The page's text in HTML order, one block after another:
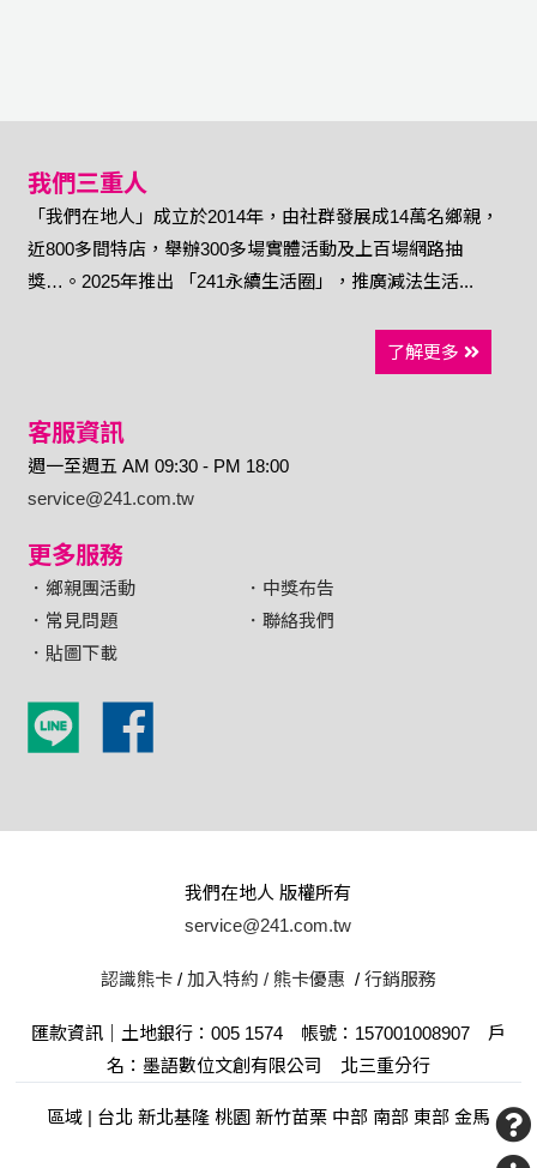
我們三重人
「我們在地人」成立於2014年，由社群發展成14萬名鄉親，
近800多間特店，舉辦300多場實體活動及上百場網路抽
獎…。2025年推出 「241永續生活圈」，推廣減法生活...
了解更多
客服資訊
週一至週五 AM 09:30 - PM 18:00
service@241.com.tw
更多服務
．鄉親團活動
．中獎布告
．常見問題
．聯絡我們
．貼圖下載
我們在地人 版權所有
service@241.com.tw
認識熊卡/ 加入特約 /熊卡優惠 / 行銷服務
匯款資訊｜土地銀行：005 1574 帳號：157001008907 戶
名：墨語數位文創有限公司 北三重分行
區域 | 台北 新北基隆 桃園 新竹苗栗 中部 南部 東部 金馬